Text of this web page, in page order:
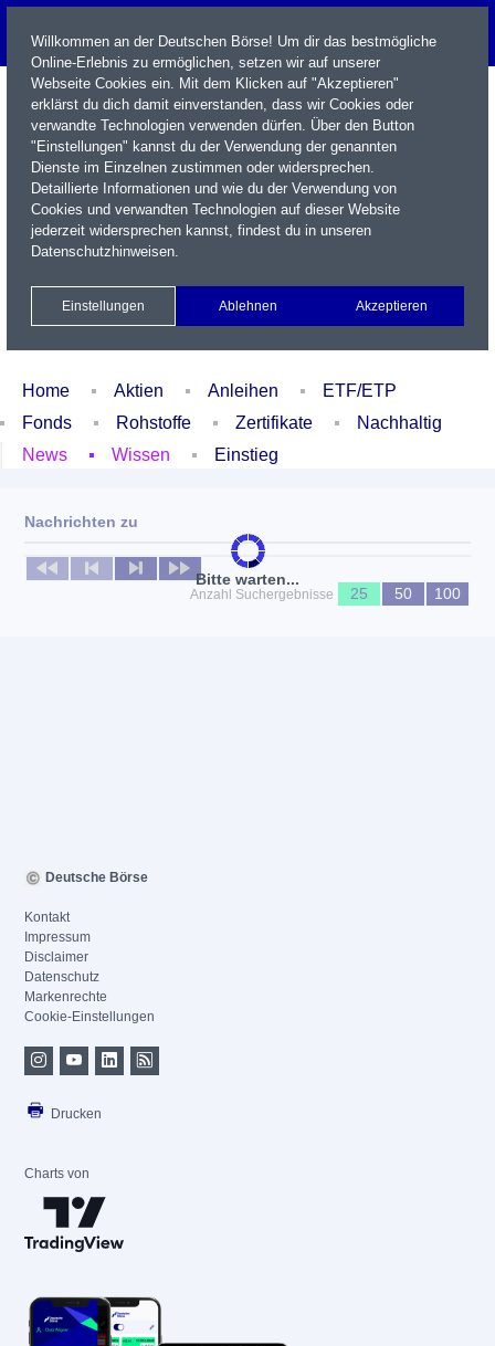
Name / WKN / ISIN / Kürzel
Xetra Realtime
Watchlist Portfolio Login
Home Aktien Anleihen
ETF/ETP
Fonds
Rohstoffe Zertifikate
Nachhaltig
News
Wissen Einstieg
Bitte warten...
Nachrichten zu
Keine News verfügbar
Anzahl Suchergebnisse
25 50 100
Willkommen an der Deutschen Börse! Um dir das bestmögliche
Online-Erlebnis zu ermöglichen, setzen wir auf unserer
Webseite Cookies ein. Mit dem Klicken auf "Akzeptieren"
erklärst du dich damit einverstanden, dass wir Cookies oder
verwandte Technologien verwenden dürfen. Über den Button
"Einstellungen" kannst du der Verwendung der genannten
Dienste im Einzelnen zustimmen oder widersprechen.
Detaillierte Informationen und wie du der Verwendung von
Cookies und verwandten Technologien auf dieser Website
jederzeit widersprechen kannst, findest du in unseren
Datenschutzhinweisen.
Einstellungen Ablehnen Akzeptieren
Deutsche Börse
Kontakt
Impressum
Disclaimer
Datenschutz
Markenrechte
Cookie-Einstellungen
Drucken
Charts von